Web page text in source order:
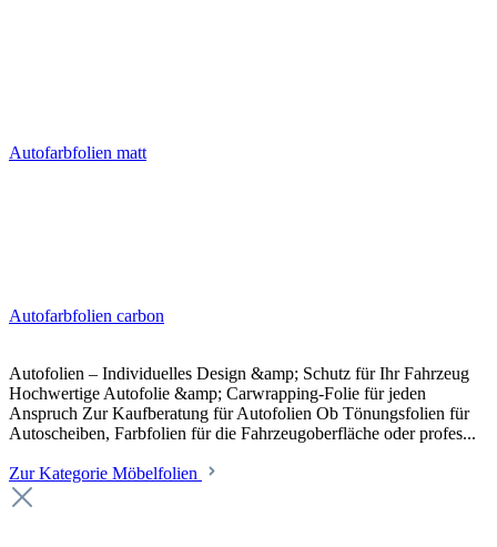
Autofarbfolien matt
Autofarbfolien carbon
Autofolien – Individuelles Design &amp; Schutz für Ihr Fahrzeug
Hochwertige Autofolie &amp; Carwrapping-Folie für jeden
Anspruch Zur Kaufberatung für Autofolien Ob Tönungsfolien für
Autoscheiben, Farbfolien für die Fahrzeugoberfläche oder profes...
Zur Kategorie Möbelfolien